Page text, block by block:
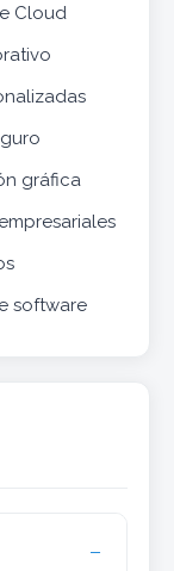
Cloud
gráfica
software